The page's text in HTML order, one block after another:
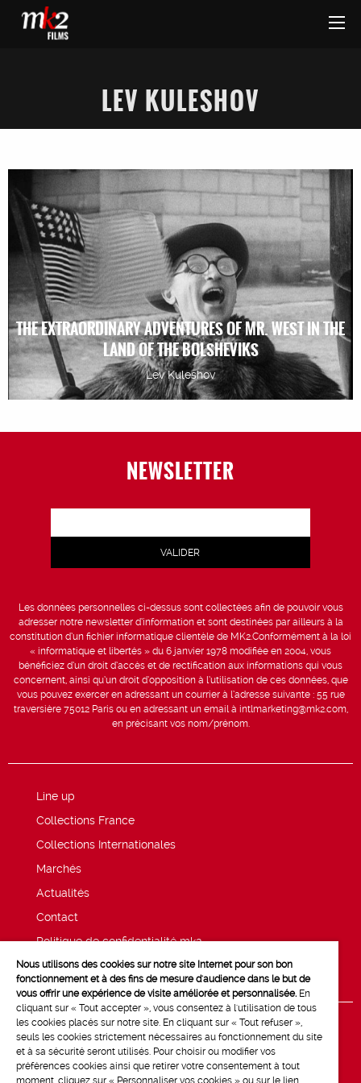
LEV KULESHOV
THE EXTRAORDINARY ADVENTURES OF MR. WEST IN THE
LAND OF THE BOLSHEVIKS
Lev Kuleshov
NEWSLETTER
Les données personnelles ci-dessus sont collectées afin de pouvoir vous
adresser notre newsletter d’information et sont destinées par ailleurs à la
constitution d’un fichier informatique clientèle de MK2.Conformément à la loi
« informatique et libertés » du 6 janvier 1978 modifiée en 2004, vous
bénéficiez d’un droit d’accès et de rectification aux informations qui vous
concernent, ainsi qu’un droit d’opposition à l’utilisation de ces données, que
vous pouvez exercer en adressant un courrier à l’adresse suivante : 55 rue
traversière 75012 Paris ou en adressant un email à intlmarketing@mk2.com,
en précisant vos nom/prénom.
Line up
Collections France
Collections Internationales
Marchés
Actualités
Contact
Politique de confidentialité mk2
Mentions légales
Nous utilisons des cookies sur notre site Internet pour son bon
fonctionnement et à des fins de mesure d'audience dans le but de
vous offrir une expérience de visite améliorée et personnalisée. En
cliquant sur « Tout accepter », vous consentez à l'utilisation de tous
les cookies placés sur notre site. En cliquant sur « Tout refuser »,
seuls les cookies strictement nécessaires au fonctionnement du site
et à sa sécurité seront utilisés. Pour choisir ou modifier vos
préférences cookies ainsi que retirer votre consentement à tout
moment, cliquez sur « Personnaliser vos cookies » ou sur le lien